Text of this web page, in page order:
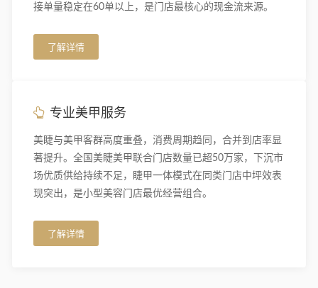
接单量稳定在60单以上，是门店最核心的现金流来源。
了解详情
专业美甲服务
美睫与美甲客群高度重叠，消费周期趋同，合并到店率显
著提升。全国美睫美甲联合门店数量已超50万家，下沉市
场优质供给持续不足，睫甲一体模式在同类门店中坪效表
现突出，是小型美容门店最优经营组合。
了解详情